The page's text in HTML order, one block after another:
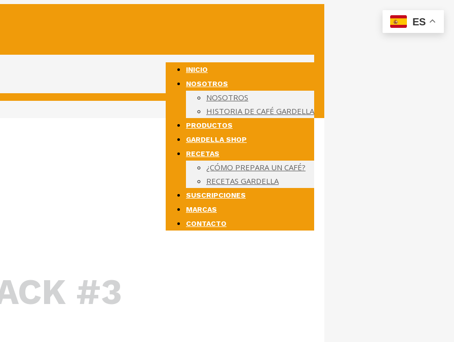
INICIO
NOSOTROS
NOSOTROS
HISTORIA DE CAFÉ GARDELLA
PRODUCTOS
GARDELLA SHOP
RECETAS
¿CÓMO PREPARA UN CAFÉ?
RECETAS GARDELLA
SUSCRIPCIONES
MARCAS
CONTACTO
#3
ES